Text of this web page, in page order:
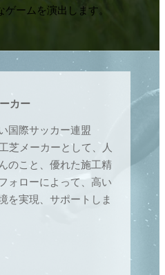
ームを演出します。
カー
国際サッカー連盟
芝メーカーとして、人
のこと、優れた施工精
ォローによって、高い
を実現、サポートしま